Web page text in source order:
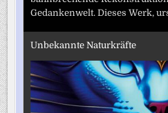
Gedankenwelt. Dieses Werk,
Unbekannte Naturkräfte